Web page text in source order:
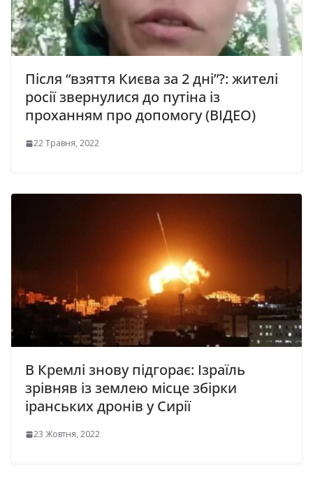
Після “взяття Києва за 2 дні”?: жителі
росії звернулися до путіна із
проханням про допомогу (ВІДЕО)
22 Травня, 2022
В Кремлі знову підгорає: Ізраїль
зрівняв із землею місце збірки
іранських дронів у Сирії
23 Жовтня, 2022